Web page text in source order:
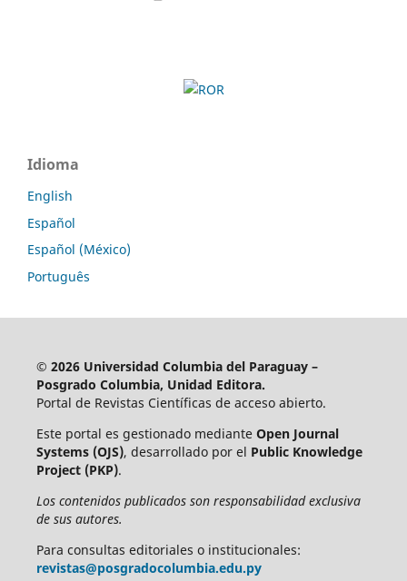
Idioma
English
Español
Español (México)
Português
© 2026 Universidad Columbia del Paraguay –
Posgrado Columbia, Unidad Editora.
Portal de Revistas Científicas de acceso abierto.
Este portal es gestionado mediante Open Journal
Systems (OJS), desarrollado por el Public Knowledge
Project (PKP).
Los contenidos publicados son responsabilidad exclusiva
de sus autores.
Para consultas editoriales o institucionales:
revistas@posgradocolumbia.edu.py